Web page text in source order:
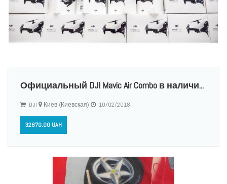
Официальный DJI Mavic Air Combo в наличи...
DJI Киев (Киевская) 10/02/2018
32870.00 UAH